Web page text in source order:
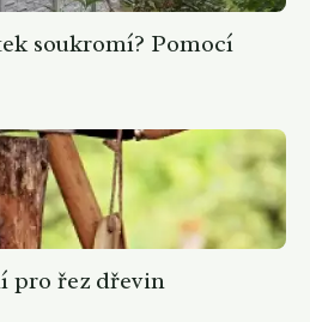
soukromí? Pomocí
pro řez dřevin